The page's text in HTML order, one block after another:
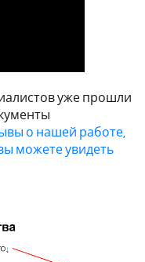
уже прошли
о нашей работе,
можете увидеть